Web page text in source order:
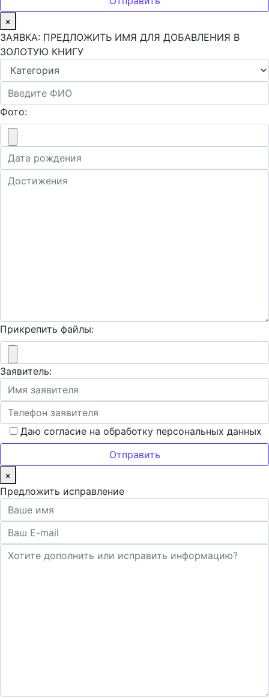
×
ЗАЯВКА: ПРЕДЛОЖИТЬ ИМЯ ДЛЯ ДОБАВЛЕНИЯ В
ЗОЛОТУЮ КНИГУ
Фото:
Прикрепить файлы:
Заявитель:
Даю согласие на обработку персональных данных
×
Предложить исправление